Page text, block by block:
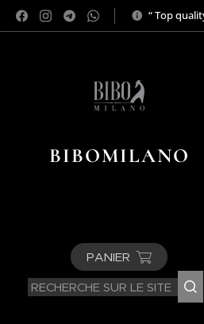
“ Top
BIBOMILANO
PANIER